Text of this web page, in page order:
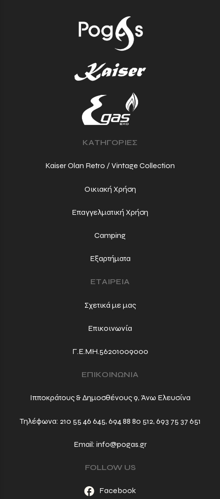
ΚΑΤΗΓΟΡΙΕΣ
Kaiser Olan Retro / Vintage Collection
Οικιακή Χρήση
Επαγγελματική Χρήση
Camping
Εξαρτήματα
ΕΤΑΙΡΕΙΑ
Σχετικά με μας
Επικοινωνία
Γ.Ε.ΜΗ.56201009000
ΕΠΙΚΟΙΝΩΝΙΑ
Ιπποκράτους & Δημοσθένους 9, Άνω Ελευσίνα
Τηλέφωνα: 210 55 46 645, 694 88 80 512, 693 75 37 651
Email: info@pogas.gr
FOLLOW US
Facebook